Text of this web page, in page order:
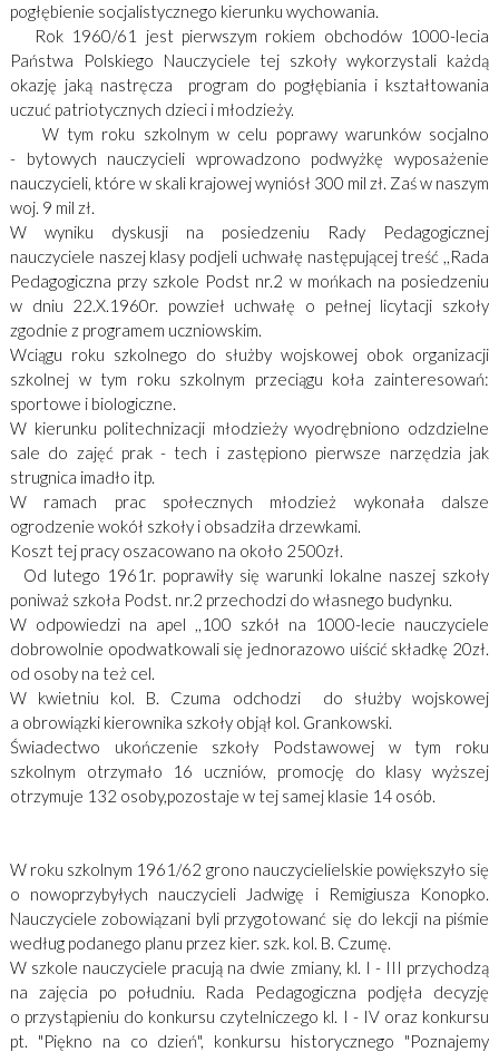
pogłębienie socjalistycznego kierunku wychowania.
Rok 1960/61 jest pierwszym rokiem obchodów 1000-lecia
Państwa Polskiego Nauczyciele tej szkoły wykorzystali każdą
okazję jaką nastręcza program do pogłębiania i kształtowania
uczuć patriotycznych dzieci i młodzieży.
W tym roku szkolnym w celu poprawy warunków socjalno
- bytowych nauczycieli wprowadzono podwyżkę wyposażenie
nauczycieli, które w skali krajowej wyniósł 300 mil zł. Zaś w naszym
woj. 9 mil zł.
W wyniku dyskusji na posiedzeniu Rady Pedagogicznej
nauczyciele naszej klasy podjeli uchwałę następującej treść ,,Rada
Pedagogiczna przy szkole Podst nr.2 w mońkach na posiedzeniu
w dniu 22.X.1960r. powzieł uchwałę o pełnej licytacji szkoły
zgodnie z programem uczniowskim.
Wciągu roku szkolnego do służby wojskowej obok organizacji
szkolnej w tym roku szkolnym przeciągu koła zainteresowań:
sportowe i biologiczne.
W kierunku politechnizacji młodzieży wyodrębniono odzdzielne
sale do zajęć prak - tech i zastępiono pierwsze narzędzia jak
strugnica imadło itp.
W ramach prac społecznych młodzież wykonała dalsze
ogrodzenie wokół szkoły i obsadziła drzewkami.
Koszt tej pracy oszacowano na około 2500zł.
Od lutego 1961r. poprawiły się warunki lokalne naszej szkoły
poniważ szkoła Podst. nr.2 przechodzi do własnego budynku.
W odpowiedzi na apel ,,100 szkół na 1000-lecie nauczyciele
dobrowolnie opodwatkowali się jednorazowo uiścić składkę 20zł.
od osoby na też cel.
W kwietniu kol. B. Czuma odchodzi do służby wojskowej
a obrowiązki kierownika szkoły objął kol. Grankowski.
Świadectwo ukończenie szkoły Podstawowej w tym roku
szkolnym otrzymało 16 uczniów, promocję do klasy wyższej
otrzymuje 132 osoby,pozostaje w tej samej klasie 14 osób.
W roku szkolnym 1961/62 grono nauczycielielskie powiększyło się
o nowoprzybyłych nauczycieli Jadwigę i Remigiusza Konopko.
Nauczyciele zobowiązani byli przygotowanć się do lekcji na piśmie
według podanego planu przez kier. szk. kol. B. Czumę.
W szkole nauczyciele pracują na dwie zmiany, kl. I - III przychodzą
na zajęcia po południu. Rada Pedagogiczna podjęła decyzję
o przystąpieniu do konkursu czytelniczego kl. I - IV oraz konkursu
pt. "Piękno na co dzień", konkursu historycznego "Poznajemy